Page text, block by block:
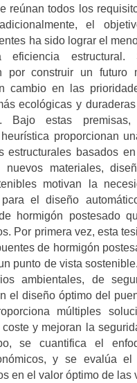
reúnan todos los
el
ha sido lograr el
eficiencia
por construir un futuro
cambio en las
ecológicas y
Bajo estas
proporcionan
estructurales basados
nuevos materiales,
motivan la
para el diseño
hormigón postesado
Por primera vez, esta
de hormigón
punto de vista
ambientales, de
el diseño óptimo del
múltiples
y mejoran la
se cuantifica el
y se evalúa el
en el valor óptimo de las